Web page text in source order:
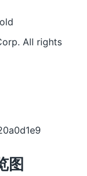
All rights
图